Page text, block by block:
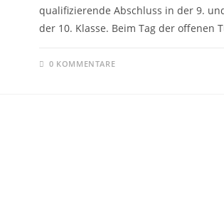
qualifizierende Abschluss in der 9.
der 10. Klasse. Beim Tag der offenen
0 KOMMENTARE